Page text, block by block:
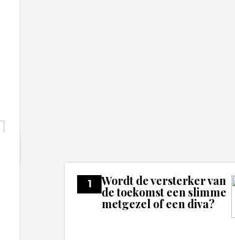
1 Wordt de versterker van
de toekomst een slimme
metgezel of een diva?